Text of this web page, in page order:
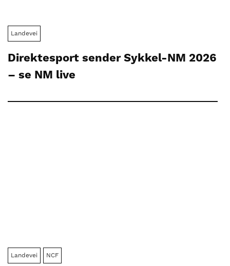
Landevei
Direktesport sender Sykkel-NM 2026
– se NM live
Landevei NCF